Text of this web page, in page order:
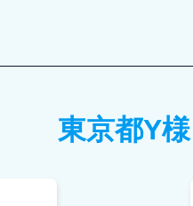
東京都Y様